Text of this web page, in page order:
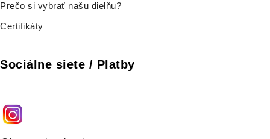
Prečo si vybrať našu dielňu?
Certifikáty
Sociálne siete / Platby